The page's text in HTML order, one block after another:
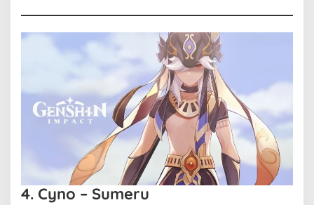
4. Cyno – Sumeru